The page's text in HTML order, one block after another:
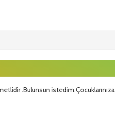
.Bulunsun istedim.Çocuklarınıza